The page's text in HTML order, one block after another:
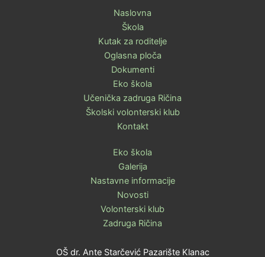
Naslovna
Škola
Kutak za roditelje
Oglasna ploča
Dokumenti
Eko škola
Učenička zadruga Ričina
Školski volonterski klub
Kontakt
Eko škola
Galerija
Nastavne informacije
Novosti
Volonterski klub
Zadruga Ričina
OŠ dr. Ante Starčević Pazarište Klanac